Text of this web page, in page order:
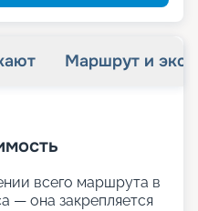
Маршрут и
всего маршрута в
— она закрепляется